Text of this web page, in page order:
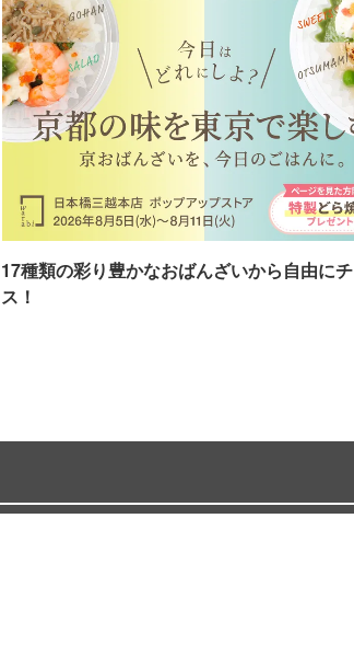
17種類の彩り豊かなおばんざいから自由に
ス！